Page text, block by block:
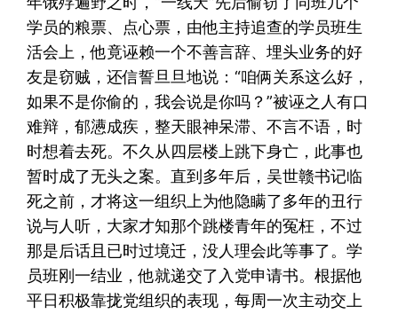
学员的粮票、点心票，由他主持追查的学员班生
活会上，他竟诬赖一个不善言辞、埋头业务的好
友是窃贼，还信誓旦旦地说：“咱俩关系这么好，
如果不是你偷的，我会说是你吗？”被诬之人有口
难辩，郁懑成疾，整天眼神呆滞、不言不语，时
时想着去死。不久从四层楼上跳下身亡，此事也
暂时成了无头之案。直到多年后，吴世赣书记临
死之前，才将这一组织上为他隐瞒了多年的丑行
说与人听，大家才知那个跳楼青年的冤枉，不过
那是后话且已时过境迁，没人理会此等事了。学
员班刚一结业，他就递交了入党申请书。根据他
平日积极靠拢党组织的表现，每周一次主动交上